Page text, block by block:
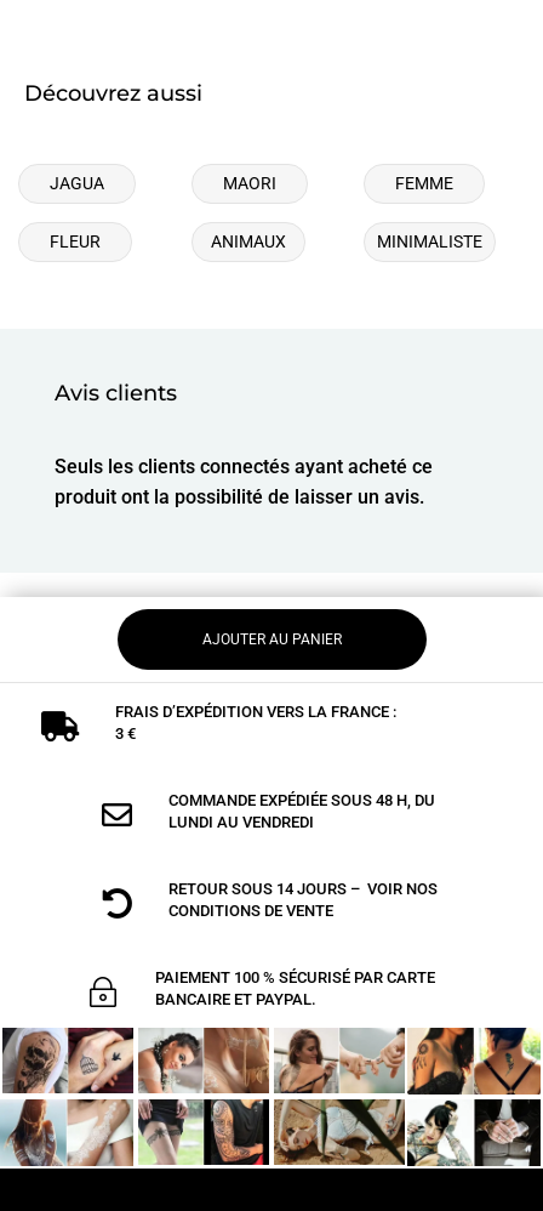
Découvrez aussi
JAGUA MAORI FEMME
FLEUR ANIMAUX MINIMALISTE
Avis clients
Seuls les clients connectés ayant acheté ce
produit ont la possibilité de laisser un avis.
AJOUTER AU PANIER

FRAIS D’EXPÉDITION VERS LA FRANCE :
3 €

COMMANDE EXPÉDIÉE SOUS 48 H, DU
LUNDI AU VENDREDI

RETOUR SOUS 14 JOURS – VOIR NOS
CONDITIONS DE VENTE
~
PAIEMENT 100 % SÉCURISÉ PAR CARTE
BANCAIRE ET PAYPAL.